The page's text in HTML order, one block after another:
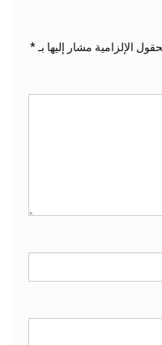
الإلزامية مشار إليها بـ*